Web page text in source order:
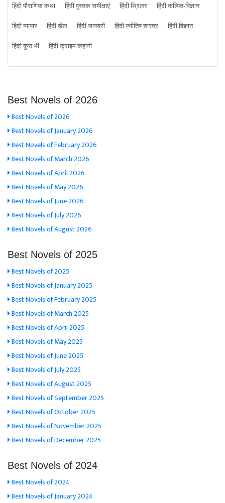
हिंदी पौराणिक कथा
हिंदी पुस्तक समीक्षाएं हिंदी थ्रिलर
हिंदी कल्पित-विज्ञान
हिंदी व्यापार
हिंदी खेल हिंदी जानवरों हिंदी ज्योतिष शास्त्र
हिंदी विज्ञान
हिंदी कुछ भी
हिंदी क्राइम कहानी
Best Novels of 2026
Best Novels of 2026
Best Novels of January 2026
Best Novels of February 2026
Best Novels of March 2026
Best Novels of April 2026
Best Novels of May 2026
Best Novels of June 2026
Best Novels of July 2026
Best Novels of August 2026
Best Novels of 2025
Best Novels of 2025
Best Novels of January 2025
Best Novels of February 2025
Best Novels of March 2025
Best Novels of April 2025
Best Novels of May 2025
Best Novels of June 2025
Best Novels of July 2025
Best Novels of August 2025
Best Novels of September 2025
Best Novels of October 2025
Best Novels of November 2025
Best Novels of December 2025
Best Novels of 2024
Best Novels of 2024
Best Novels of January 2024